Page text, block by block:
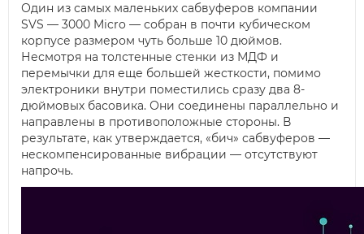
Один из самых маленьких сабвуферов компании
SVS — 3000 Micro — собран в почти кубическом
корпусе размером чуть больше 10 дюймов.
Несмотря на толстенные стенки из МДФ и
перемычки для еще большей жесткости, помимо
электроники внутри поместились сразу два 8-
дюймовых басовика. Они соединены параллельно и
направлены в противоположные стороны. В
результате, как утверждается, «бич» сабвуферов —
нескомпенсированные вибрации — отсутствуют
напрочь.